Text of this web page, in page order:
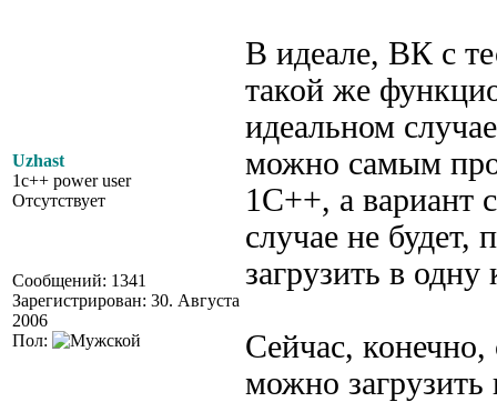
Uzhast
1c++ power user
Отсутствует
Сообщений: 1341
Зарегистрирован: 30. Августа
2006
Пол:
В идеале, ВК с
такой же
идеальном
можно самым
1С++, а вариант
случае не будет,
загрузить в
Сейчас,
можно